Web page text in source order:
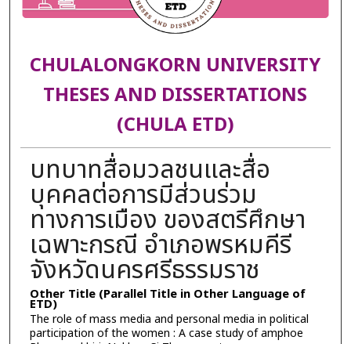
CHULALONGKORN UNIVERSITY
THESES AND DISSERTATIONS
(CHULA ETD)
บทบาทสื่อมวลชนและสื่อ
บุคคลต่อการมีส่วนร่วม
ทางการเมือง ของสตรีศึกษา
เฉพาะกรณี อำเภอพรหมคีรี
จังหวัดนครศรีธรรมราช
Other Title (Parallel Title in Other Language of
ETD)
The role of mass media and personal media in political
participation of the women : A case study of amphoe